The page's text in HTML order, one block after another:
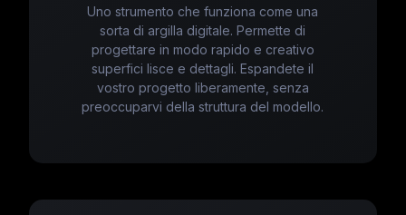
Uno strumento che funziona come una
sorta di argilla digitale. Permette di
progettare in modo rapido e creativo
superfici lisce e dettagli. Espandete il
vostro progetto liberamente, senza
preoccuparvi della struttura del modello.